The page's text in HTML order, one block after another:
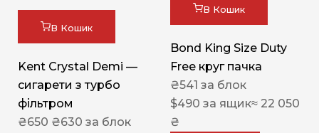
В Кошик
Kent Crystal Demi —
сигарети з турбо
фільтром
₴650 ₴630 за блок
В Кошик
Bond King Size Duty
Free круг пачка
₴541 за блок
$490 за ящик≈ 22 050
₴